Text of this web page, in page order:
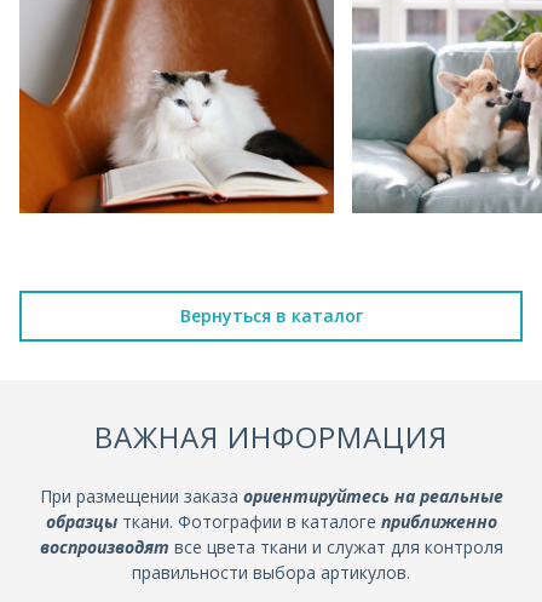
Вернуться в каталог
ВАЖНАЯ ИНФОРМАЦИЯ
При размещении заказа ориентируйтесь на реальные
образцыткани. Фотографии в каталоге приближенно
воспроизводят все цвета ткани и служат для контроля
правильности выбора артикулов.